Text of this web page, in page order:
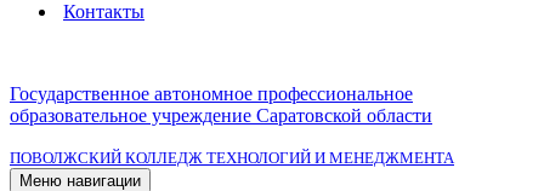
Контакты
Государственное автономное профессиональное
образовательное учреждение Саратовской области
ПОВОЛЖСКИЙ КОЛЛЕДЖ ТЕХНОЛОГИЙ И МЕНЕДЖМЕНТА
Меню навигации